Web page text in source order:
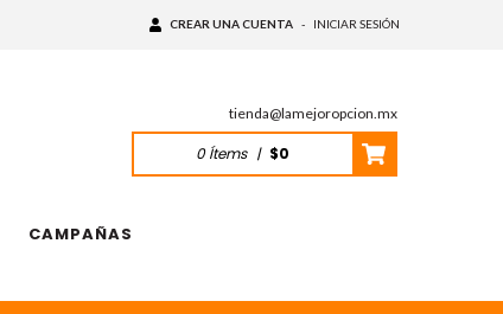
CREAR UNA CUENTA - INICIAR SESIÓN
tienda@lamejoropcion.mx
0Ítems | $0
CAMPAÑAS